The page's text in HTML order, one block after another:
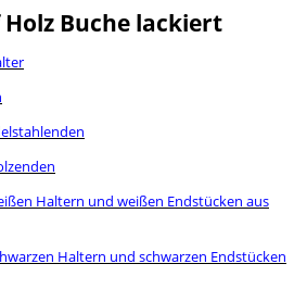
Buche lackiert
Haltern und weißen Endstücken aus
Haltern und schwarzen Endstücken